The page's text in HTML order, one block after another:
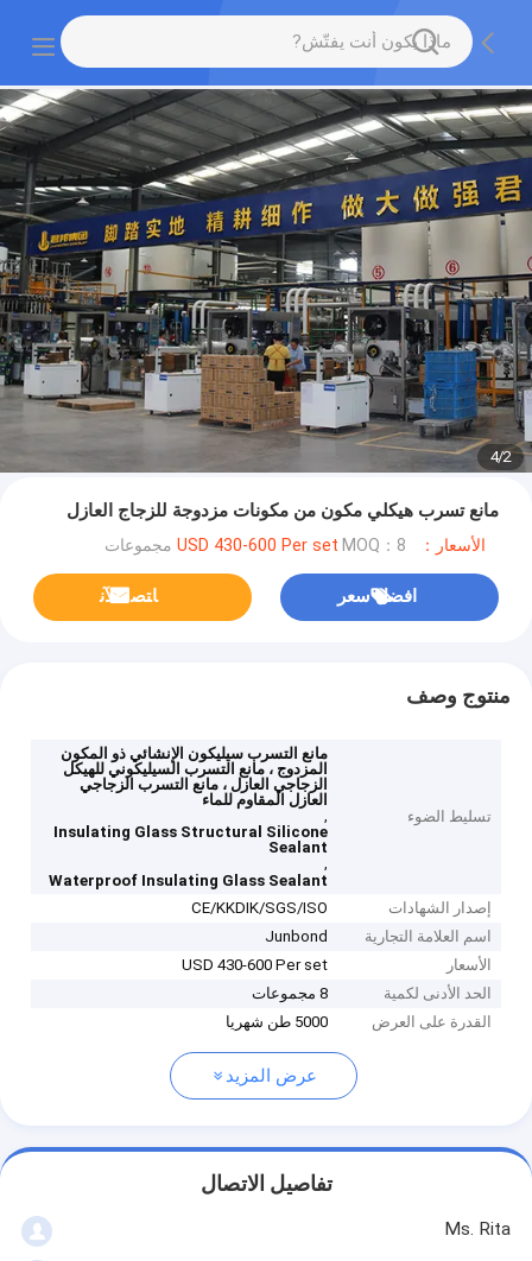
2
/
4
مانع تسرب هيكلي مكون من مكونات مزدوجة للزجاج العازل
الأسعار：USD 430-600 Per set MOQ：8 مجموعات
افضل سعر ﺎﺘﺼﻟ ﺍﻶﻧ
منتوج وصف
تسليط الضوء
مانع التسرب سيليكون الإنشائي ذو المكون
المزدوج ، مانع التسرب السيليكوني للهيكل
الزجاجي العازل ، مانع التسرب الزجاجي
العازل المقاوم للماء
,
Insulating Glass Structural Silicone
Sealant
,
Waterproof Insulating Glass Sealant
إصدار الشهادات
CE/KKDIK/SGS/ISO
اسم العلامة التجارية
Junbond
الأسعار
USD 430-600 Per set
الحد الأدنى لكمية
8 مجموعات
القدرة على العرض
5000 طن شهريا
عرض المزيد
تفاصيل الاتصال
Ms. Rita